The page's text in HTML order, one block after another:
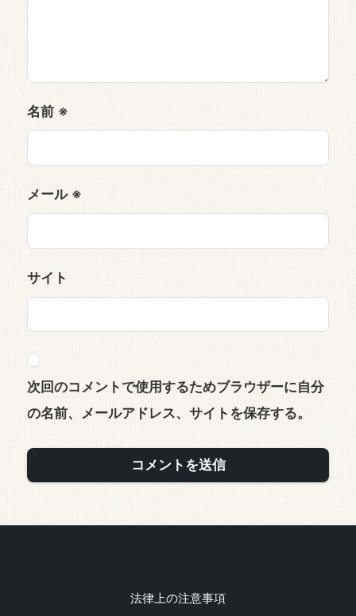
名前 ※
メール ※
サイト
次回のコメントで使用するためブラウザーに自分
の名前、メールアドレス、サイトを保存する。
法律上の注意事項